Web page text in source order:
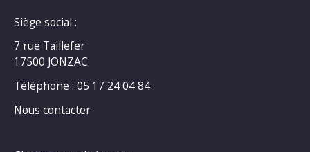
Siège social :
7 rue Taillefer
17500 JONZAC
Téléphone : 05 17 24 04 84
Nous contacter